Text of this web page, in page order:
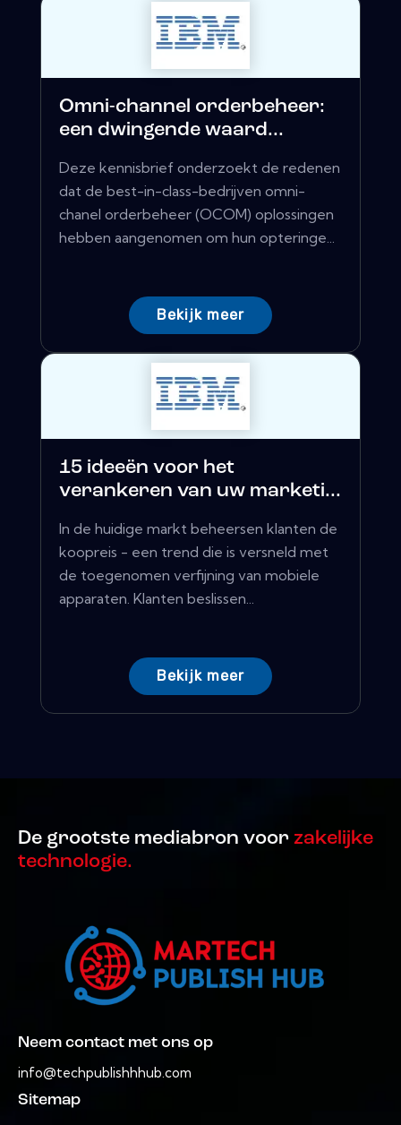
Omni-channel orderbeheer:
een dwingende waard...
Deze kennisbrief onderzoekt de redenen
dat de best-in-class-bedrijven omni-
chanel orderbeheer (OCOM) oplossingen
hebben aangenomen om hun opteringe...
Bekijk meer
15 ideeën voor het
verankeren van uw marketi...
In de huidige markt beheersen klanten de
koopreis - een trend die is versneld met
de toegenomen verfijning van mobiele
apparaten. Klanten beslissen...
Bekijk meer
De grootste mediabron voor zakelijke
technologie.
Neem contact met ons op
info@techpublishhhub.com
Sitemap